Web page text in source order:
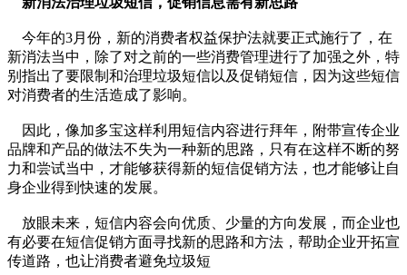
今年的3月份，新的消费者权益保护法就要正式施行了，在
新消法当中，除了对之前的一些消费管理进行了加强之外，特
别指出了要限制和治理垃圾短信以及促销短信，因为这些短信
对消费者的生活造成了影响。
因此，像加多宝这样利用短信内容进行拜年，附带宣传企业
品牌和产品的做法不失为一种新的思路，只有在这样不断的努
力和尝试当中，才能够获得新的短信促销方法，也才能够让自
身企业得到快速的发展。
放眼未来，短信内容会向优质、少量的方向发展，而企业也
有必要在短信促销方面寻找新的思路和方法，帮助企业开拓宣
传道路，也让消费者避免垃圾短